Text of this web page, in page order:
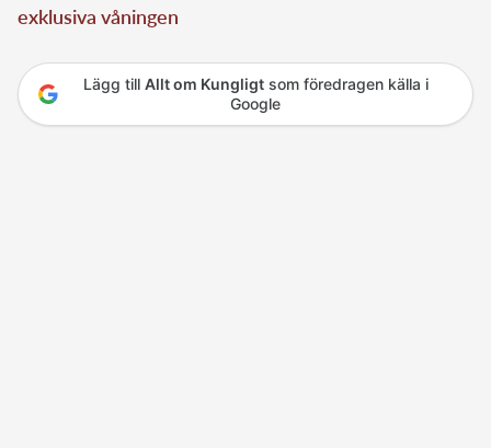
exklusiva våningen
Lägg till Allt om Kungligtsom föredragen källa i
Google